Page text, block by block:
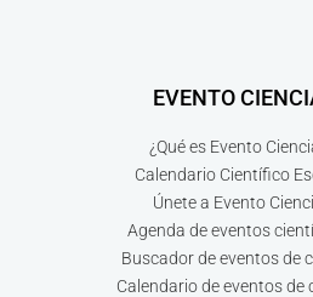
EVENTO
¿Qué es Evento
Calendario Científico
Únete a Evento
Agenda de eventos
Buscador de eventos de
Calendario de eventos de